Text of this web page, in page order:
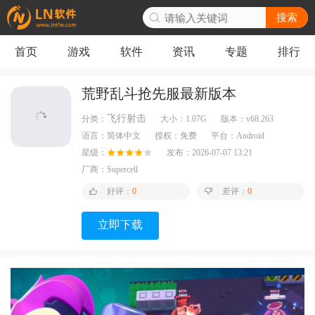
搜索
首页 游戏 软件 资讯 专题 排行
荒野乱斗抢先服最新版本
分类： 飞行射击 大小： 1.07G 版本： v68.263
语言： 简体中文 授权： 免费 平台： Android
星级：
发布： 2026-07-07 13:21
厂商： Supercell
好评： 0 差评： 0
立即下载